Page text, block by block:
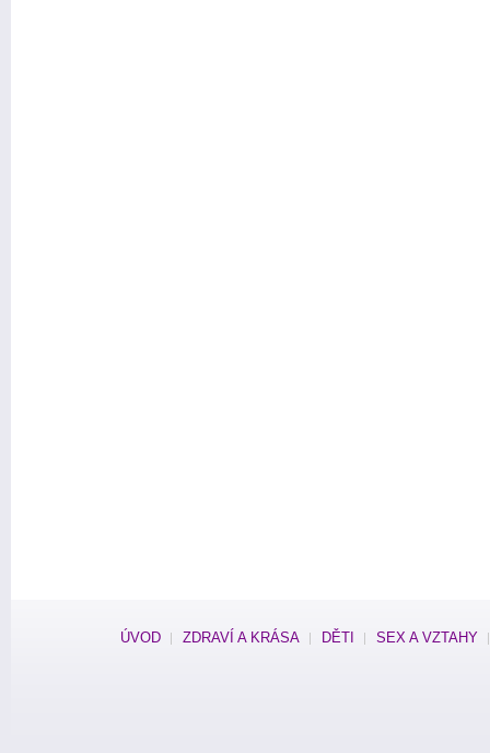
ÚVOD ZDRAVÍ A KRÁSA DĚTI SEX A VZTAHY